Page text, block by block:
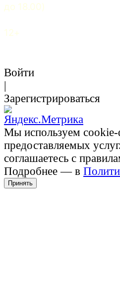
до 18.00)
12+
Войти
|
Зарегистрироваться
Мы используем
предоставляемых
соглашаетесь с
Подробнее — в
Принять